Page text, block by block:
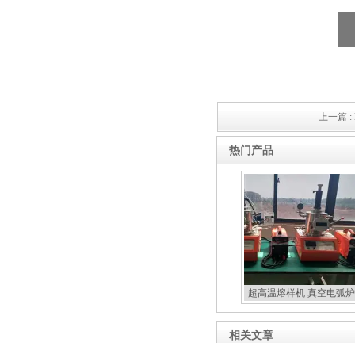
上一篇 :
热门产品
超高温熔样机 真空电弧
相关文章